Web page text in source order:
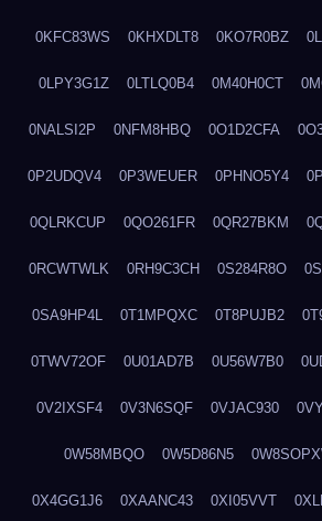
0KFC83WS 0KHXDLT8 0KO7R0BZ
0LPY3G1Z 0LTLQ0B4 0M40H0CT
0NALSI2P 0NFM8HBQ 0O1D2CFA
0P2UDQV4 0P3WEUER 0PHNO5Y4
0QLRKCUP 0QO261FR 0QR27BKM
0RCWTWLK 0RH9C3CH 0S284R8O
0SA9HP4L 0T1MPQXC 0T8PUJB2
0TWV72OF 0U01AD7B 0U56W7B0
0V2IXSF4 0V3N6SQF 0VJAC930
0W58MBQO 0W5D86N5
0X4GG1J6 0XAANC43 0XI05VVT